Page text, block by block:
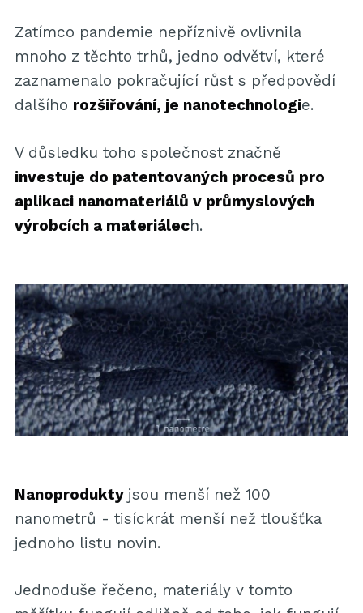
Zatímco pandemie nepříznivě ovlivnila
mnoho z těchto trhů, jedno odvětví, které
zaznamenalo pokračující růst s předpovědí
dalšího rozšiřování, je nanotechnologie.
V důsledku toho společnost značně
investuje do patentovaných procesů pro
aplikaci nanomateriálů v průmyslových
výrobcích a materiálech.
Nanoprodukty jsou menší než 100
nanometrů - tisíckrát menší než tloušťka
jednoho listu novin.
Jednoduše řečeno, materiály v tomto